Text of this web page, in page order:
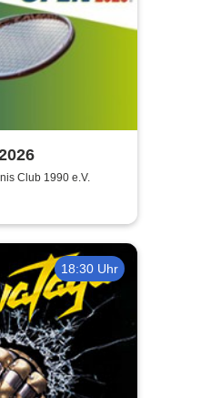
Club 1990 e.V.
18:30 Uhr